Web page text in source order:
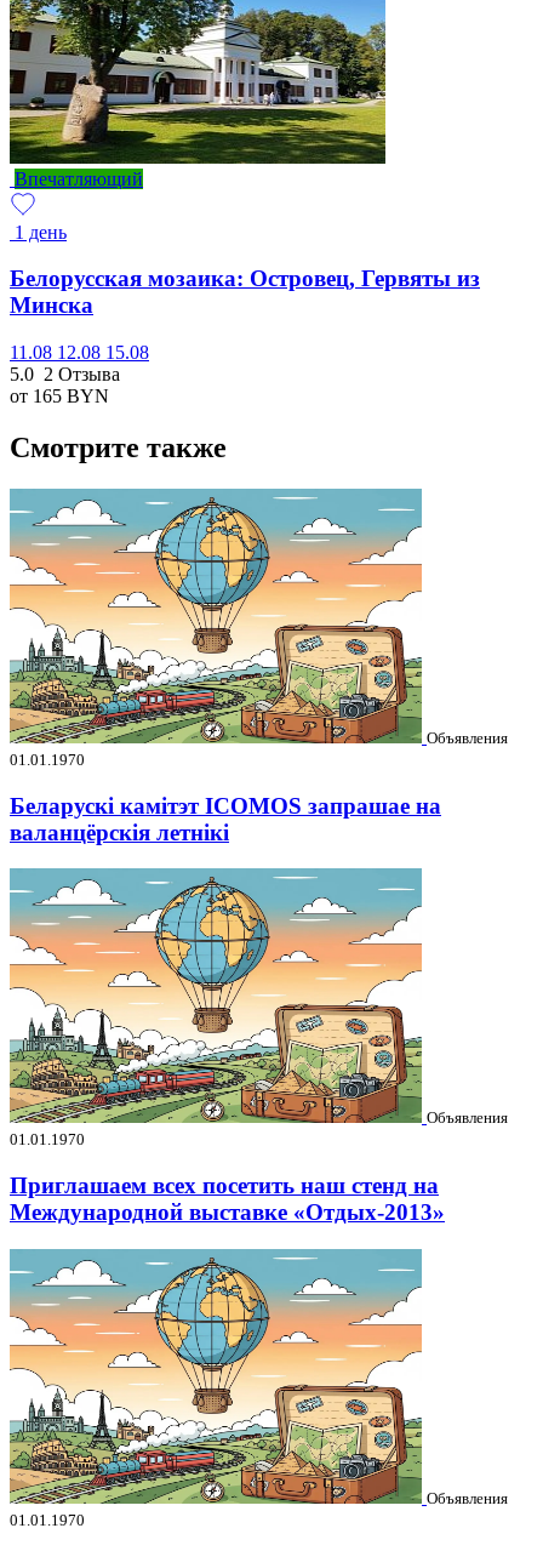
Впечатляющий
1 день
Белорусская мозаика: Островец, Гервяты из
Минска
11.08 12.08 15.08
5.0 2 Отзыва
от 165 BYN
Смотрите также
Объявления
01.01.1970
Беларускі камітэт ICOMOS запрашае на
валанцёрскія летнікі
Объявления
01.01.1970
Приглашаем всех посетить наш стенд на
Международной выставке «Отдых-2013»
Объявления
01.01.1970